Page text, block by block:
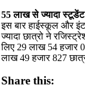
55लाख से ज्यादा स्टूडेंट
इस बार हाईस्कूल और
ज्यादा छात्रो ने
लिए 29 लाख 54 हजार
लाख 49 हजार 827
Share this: